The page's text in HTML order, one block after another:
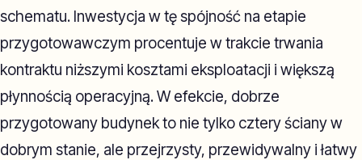
schematu. Inwestycja w tę spójność na etapie
przygotowawczym procentuje w trakcie trwania
kontraktu niższymi kosztami eksploatacji i większą
płynnością operacyjną. W efekcie, dobrze
przygotowany budynek to nie tylko cztery ściany w
dobrym stanie, ale przejrzysty, przewidywalny i łatwy